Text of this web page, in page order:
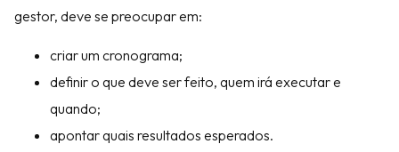
gestor, deve se preocupar em:
criar um cronograma;
definir o que deve ser feito, quem irá executar e
quando;
apontar quais resultados esperados.